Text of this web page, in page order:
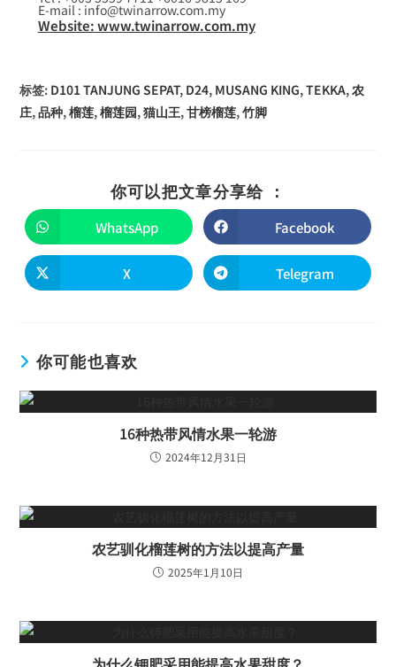
E-mail : info@twinarrow.com.my
Website: www.twinarrow.com.my
标签: D101 TANJUNG SEPAT, D24, MUSANG KING,TEKKA,农
庄,品种,榴莲,榴莲园,猫山王,甘榜榴莲,竹脚
你可以把文章分享给 ：
WhatsApp Facebook
X Telegram
你可能也喜欢
16种热带风情水果一轮游
2024年12月31日
农艺驯化榴莲树的方法以提高产量
2025年1月10日